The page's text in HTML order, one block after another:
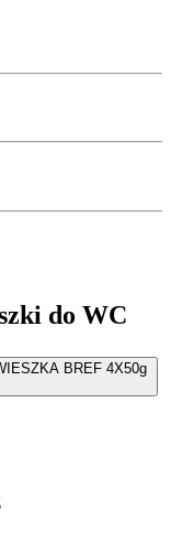
do WC
BREF 4X50g